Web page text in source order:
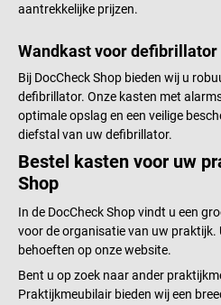
aantrekkelijke prijzen.
Wandkast voor defibrillator
Bij DocCheck Shop bieden wij u
defibrillator. Onze kasten met
optimale opslag en een veilige
diefstal van uw defibrillator.
Bestel kasten voor uw
Shop
In de DocCheck Shop vindt u een
voor de organisatie van uw praktijk.
behoeften op onze website.
Bent u op zoek naar ander
Praktijkmeubilair bieden wij een